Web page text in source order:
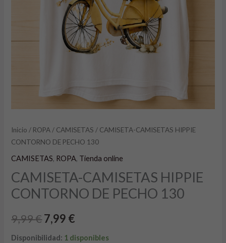
Inicio / ROPA / CAMISETAS / CAMISETA-CAMISETAS HIPPIE
CONTORNO DE PECHO 130
CAMISETAS, ROPA, Tienda online
CAMISETA-CAMISETAS HIPPIE
CONTORNO DE PECHO 130
9,99€7,99 €
Disponibilidad: 1 disponibles